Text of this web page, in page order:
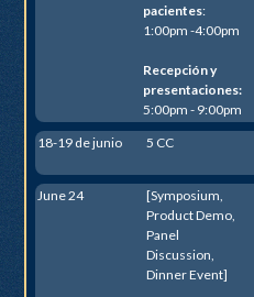
pacientes:
1:00pm -4:00pm
Recepción y
presentaciones:
5:00pm - 9:00pm
18-19 de junio 5 CC
June 24
[Symposium,
Product Demo,
Panel
Discussion,
Dinner Event]